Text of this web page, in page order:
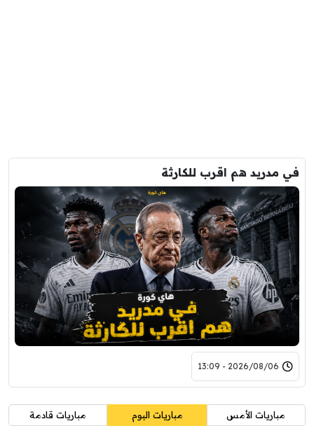
في مدريد هم اقرب للكارثة
2026/08/06 - 13:09
مباريات الأمس مباريات اليوم مباريات قادمة